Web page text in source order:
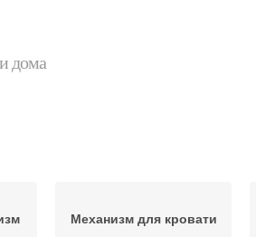
дома
Механизм для кровати